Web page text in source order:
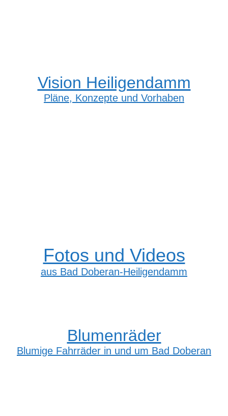
Vision Heiligendamm
Pläne, Konzepte und Vorhaben
Fotos und Videos
aus Bad Doberan-Heiligendamm
Blumenräder
Blumige Fahrräder in und um Bad Doberan